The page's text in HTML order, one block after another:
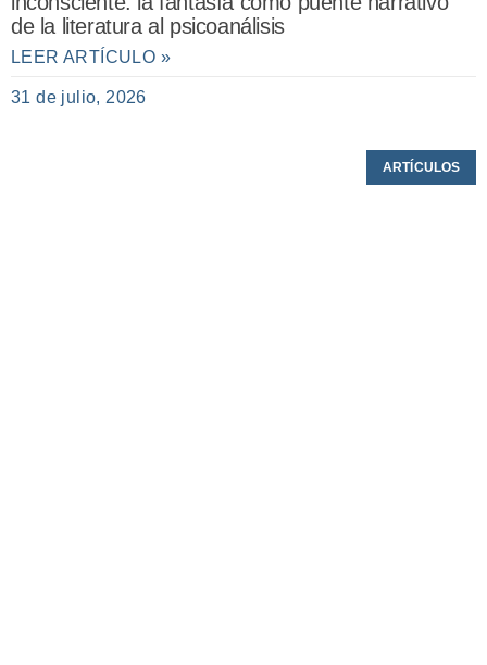
de la literatura al psicoanálisis
LEER ARTÍCULO »
31 de julio, 2026
ARTÍCULOS